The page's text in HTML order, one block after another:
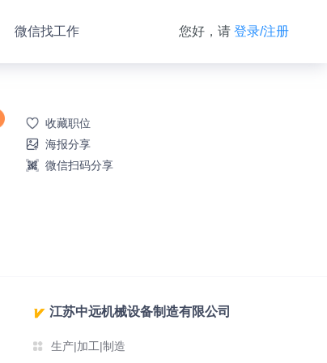
微信找工作 您好，请 登录/注册
收藏职位
海报分享
微信扫码分享
江苏中远机械设备制造有限公司
生产|加工|制造